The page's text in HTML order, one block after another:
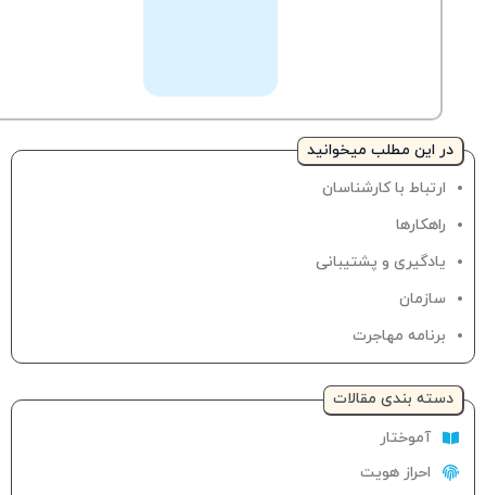
در این مطلب میخوانید
ارتباط با کارشناسان
راهکارها
یادگیری و پشتیبانی
سازمان
برنامه مهاجرت
دسته‌ بندی مقالات
آموختار
احراز هویت